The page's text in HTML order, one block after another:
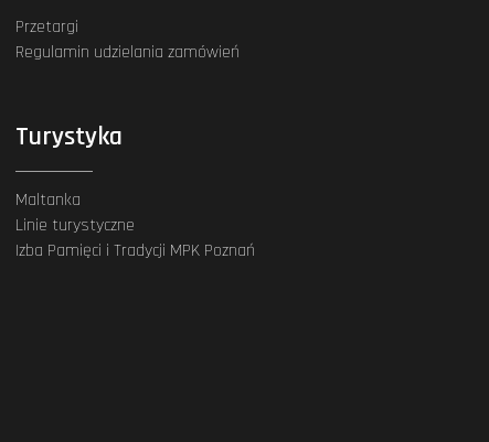
Przetargi
Regulamin udzielania zamówień
Turystyka
Maltanka
Linie turystyczne
Izba Pamięci i Tradycji MPK Poznań